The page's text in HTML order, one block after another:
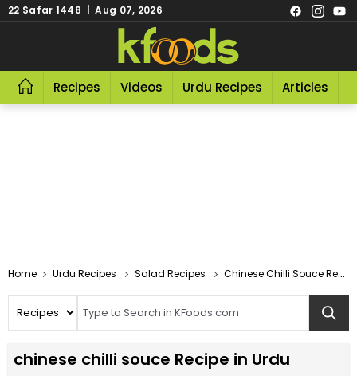
22 Safar 1448 | Aug 07, 2026
Recipes Videos Urdu Recipes Articles
Home Urdu Recipes Salad Recipes Chinese Chilli Souce Recipe In Urdu
chinese chilli souce Recipe in Urdu